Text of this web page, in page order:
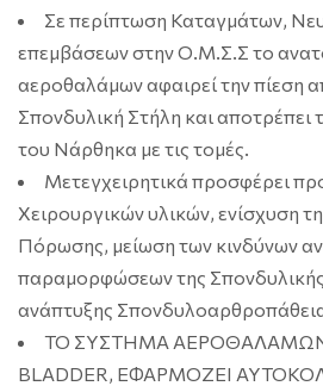
Σε περίπτωση Καταγμάτων,
επεμβάσεων στην Ο.Μ.Σ.Σ το
αεροθαλάμων αφαιρεί την πίεση
Σπονδυλική Στήλη και αποτρέπει
του Νάρθηκα με τις τομές.
Μετεγχειρητικά προσφέρει
Χειρουργικών υλικών, ενίσχυση
Πόρωσης, μείωση των κινδύνων
παραμορφώσεων της
ανάπτυξης
TO ΣΥΣΤΗΜΑ ΑΕΡΟΘΑΛΑΜΩΝ
BLADDER, ΕΦΑΡΜΟΖΕΙ